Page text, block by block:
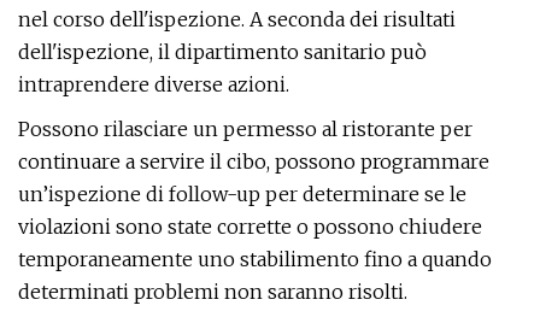
nel corso dell'ispezione. A seconda dei risultati
dell'ispezione, il dipartimento sanitario può
intraprendere diverse azioni.
Possono rilasciare un permesso al ristorante per
continuare a servire il cibo, possono programmare
un’ispezione di follow-up per determinare se le
violazioni sono state corrette o possono chiudere
temporaneamente uno stabilimento fino a quando
determinati problemi non saranno risolti.